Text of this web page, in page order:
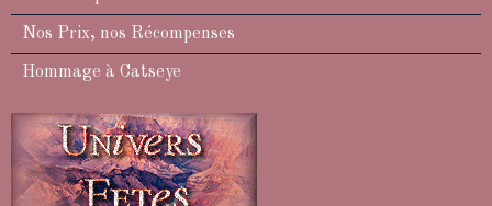
Nos Prix, nos Récompenses
Hommage à Catseye